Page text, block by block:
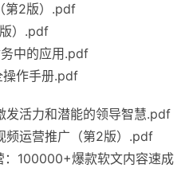
第2版）.pdf
）.pdf
中的应用.pdf
操作手册.pdf
发活力和潜能的领导智慧.pdf
频运营推广（第2版）.pdf
：100000+爆款软文内容速成